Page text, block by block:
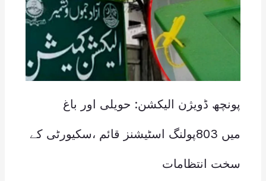
پونچھ ڈویژن الیکشن: حویلی اور باغ
میں 803پولنگ اسٹیشنز قائم ،سکیورٹی کے
سخت انتظامات